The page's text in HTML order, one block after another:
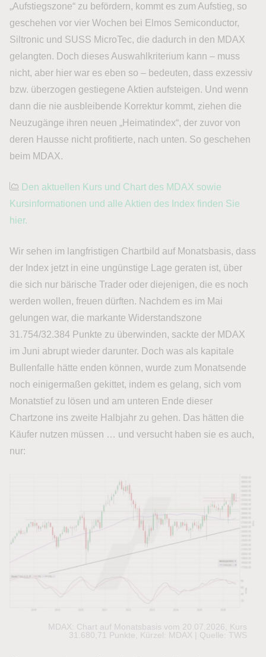
„Aufstiegszone“ zu befördern, kommt es zum Aufstieg, so
geschehen vor vier Wochen bei Elmos Semiconductor,
Siltronic und SUSS MicroTec, die dadurch in den MDAX
gelangten. Doch dieses Auswahlkriterium kann – muss
nicht, aber hier war es eben so – bedeuten, dass exzessiv
bzw. überzogen gestiegene Aktien aufsteigen. Und wenn
dann die nie ausbleibende Korrektur kommt, ziehen die
Neuzugänge ihren neuen „Heimatindex“, der zuvor von
deren Hausse nicht profitierte, nach unten. So geschehen
beim MDAX.
Den aktuellen Kurs und Chart des MDAX sowie
Kursinformationen und alle Aktien des Index finden Sie
hier.
Wir sehen im langfristigen Chartbild auf Monatsbasis, dass
der Index jetzt in eine ungünstige Lage geraten ist, über
die sich nur bärische Trader oder diejenigen, die es noch
werden wollen, freuen dürften. Nachdem es im Mai
gelungen war, die markante Widerstandszone
31.754/32.384 Punkte zu überwinden, sackte der MDAX
im Juni abrupt wieder darunter. Doch was als kapitale
Bullenfalle hätte enden können, wurde zum Monatsende
noch einigermaßen gekittet, indem es gelang, sich vom
Monatstief zu lösen und am unteren Ende dieser
Chartzone ins zweite Halbjahr zu gehen. Das hätten die
Käufer nutzen müssen … und versucht haben sie es auch,
nur:
MDAX: Chart auf Monatsbasis vom 20.07.2026, Kurs
31.680,71 Punkte, Kürzel: MDAX | Quelle: TWS